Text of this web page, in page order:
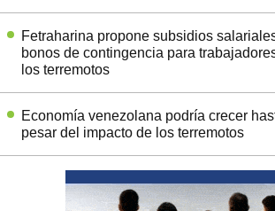
Fetraharina propone subsidios
bonos de contingencia para
los terremotos
Economía venezolana podría crecer
pesar del impacto de los terremotos